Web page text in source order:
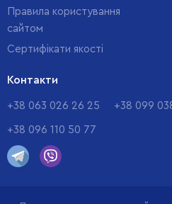
Правила користування
сайтом
Cертифікати якості
Контакти
+38 063 026 26 25 +38 099
+38 096 110 50 77